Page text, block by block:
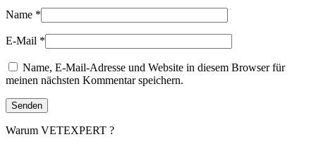
Name *
E-Mail *
Name, E-Mail-Adresse und Website in diesem Browser für
meinen nächsten Kommentar speichern.
Warum VETEXPERT ?